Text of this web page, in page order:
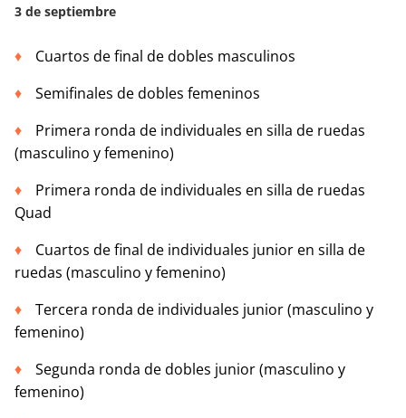
3 de septiembre
Cuartos de final de dobles masculinos
Semifinales de dobles femeninos
Primera ronda de individuales en silla de ruedas
(masculino y femenino)
Primera ronda de individuales en silla de ruedas
Quad
Cuartos de final de individuales junior en silla de
ruedas (masculino y femenino)
Tercera ronda de individuales junior (masculino y
femenino)
Segunda ronda de dobles junior (masculino y
femenino)